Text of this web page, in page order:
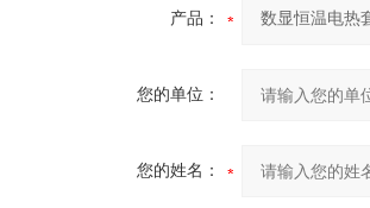
产品：
您的单位：
您的姓名：